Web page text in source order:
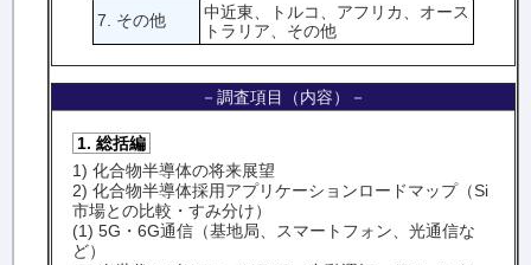
7. その他
中近東、トルコ、アフリカ、オース
トラリア、その他
－調査項目（内容）－
1. 総括編
1) 化合物半導体の将来展望
2) 化合物半導体採用アプリケーションロードマップ（Si
市場との比較・すみ分け）
(1) 5G・6G通信（基地局、スマートフォン、光通信な
ど）